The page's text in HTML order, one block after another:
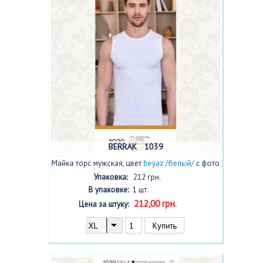
BERRAK 1039
Майка торс мужская, цветbeyaz /белый/ с фото
Упаковка: 212 грн.
В упаковке:1 шт.
Цена за штуку:212,00 грн.